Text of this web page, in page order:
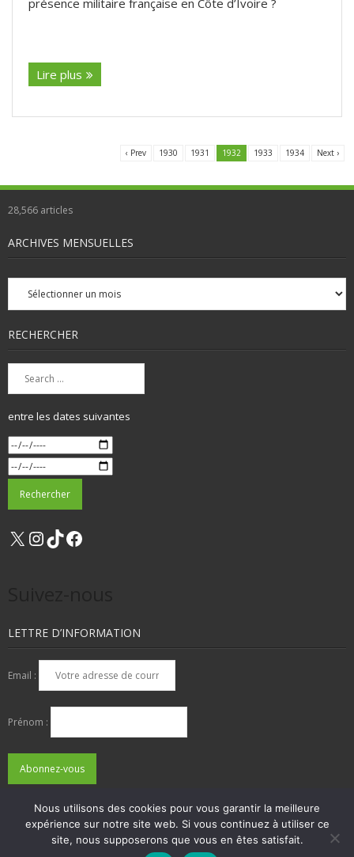
Lire plus
‹ Prev 1930 1931 1932 1933 1934 Next ›
28,566 articles
ARCHIVES MENSUELLES
Archives
mensuelles
RECHERCHER
entre les dates suivantes
X Instagram
TikTok
LETTRE D’INFORMATION
Email :
Prénom :
ADHÉSIONS, DONS, CONTACT
MENTIONS LÉGALES
Nous utilisons des cookies pour vous garantir la meilleure
expérience sur notre site web. Si vous continuez à utiliser ce
site, nous supposerons que vous en êtes satisfait.